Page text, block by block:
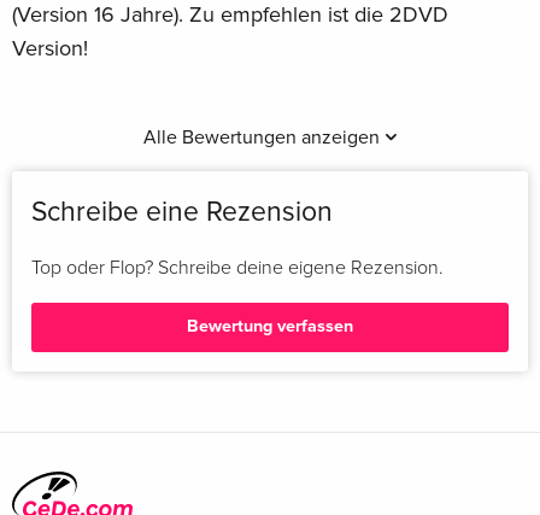
(Version 16 Jahre). Zu empfehlen ist die 2DVD
Version!
Alle Bewertungen anzeigen
Schreibe eine Rezension
Top oder Flop? Schreibe deine eigene Rezension.
Bewertung verfassen